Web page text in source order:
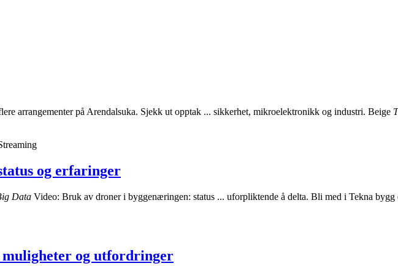
arrangementer på Arendalsuka. Sjekk ut opptak ... sikkerhet, mikroelektronikk og industri. Beige
og erfaringer
Data Video: Bruk av droner i byggenæringen: status ... uforpliktende å delta. Bli med i Tekna bygg
og utfordringer